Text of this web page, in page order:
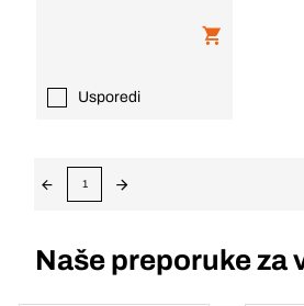
Usporedi
1
Naše preporuke za